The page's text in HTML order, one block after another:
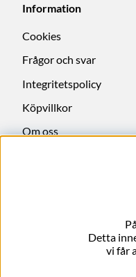
Information
Cookies
Frågor och svar
Integritetspolicy
Köpvillkor
Om oss
Detta
vi får